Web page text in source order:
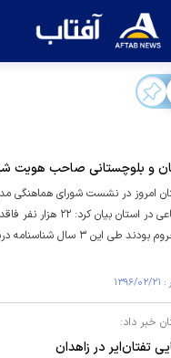
امروز در نشست شورای هماهنگی
وزارت تعاون،کار و رفاه اجتماعی
مطلق از دریافت خدمات محروم بودند
خبر داد:
تفتان‌ایر در زاهدان